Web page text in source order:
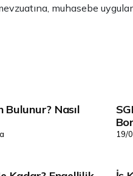
muhasebe
Bulunur? Nasıl
19/